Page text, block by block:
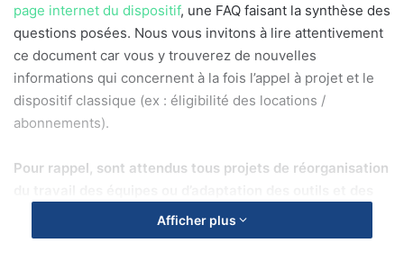
page internet du dispositif, une FAQ faisant la synthèse des
questions posées. Nous vous invitons à lire attentivement
ce document car vous y trouverez de nouvelles
informations qui concernent à la fois l’appel à projet et le
dispositif classique (ex : éligibilité des locations /
abonnements).
Pour rappel, sont attendus tous projets de réorganisation
(télétravail, respect des distances et des
impératifs sanitaires, outils de gestion ou de production à
Afficher plus